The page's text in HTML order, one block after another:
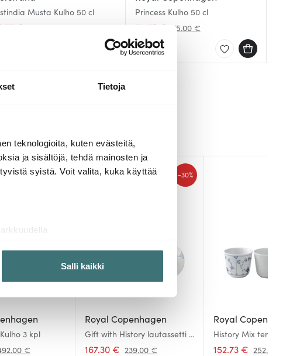
Tietoja
teknologioita, kuten evästeitä,
ja sisältöjä, tehdä mainosten ja
syistä. Voit valita, kuka käyttää
ja analytiikka-alan
näitä tietoja muihin tietoihin, joita
Salli kaikki
Musta Kulho 50 cl
€
Princess Kulho 50 cl
52.79 € 75.00 €
Saatavilla
3 kpl
€
-44%
Royal Copenhagen
Gift with History lautassetti 3
osaa
167.30 € 239.00 €
-30%
Royal Copenhagen
History Mix
kpl 26 cl
152.73 € 252.00 €